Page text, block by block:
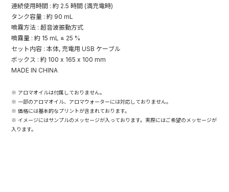
連続使用時間 : 約 2.5 時間 (満充電時)
タンク容量 : 約 90 mL
噴霧方法 : 超音波振動方式
噴霧量 : 約 15 mL ± 25 %
セット内容 : 本体, 充電用 USB ケーブル
ボックス : 約 100 x 165 x 100 mm
MADE IN CHINA
※ アロマオイルは付属しておりません。
※ 一部のアロマオイル、アロマウォーターには対応しておりません。
※ 価格には基本的なプリントが含まれております。
※ イメージにはサンプルのメッセージが入っております。実際にはご希望のメッセージが
入ります。